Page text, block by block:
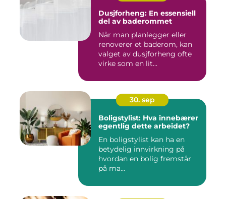
Dusjforheng: En essensiell
del av baderommet
Når man planlegger eller
renoverer et baderom, kan
valget av dusjforheng ofte
virke som en lit...
30. sep
Boligstylist: Hva innebærer
egentlig dette arbeidet?
En boligstylist kan ha en
betydelig innvirkning på
hvordan en bolig fremstår
på ma...